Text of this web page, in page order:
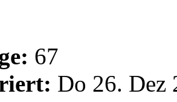
67
Do 26. Dez